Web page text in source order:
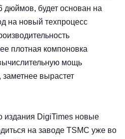
дюймов, будет основан на
на новый техпроцесс
плотная компоновка
мощь
вырастет
издания DigiTimes новые
на заводе TSMC уже во